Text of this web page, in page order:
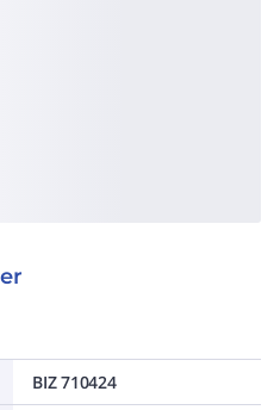
BIZ 710424